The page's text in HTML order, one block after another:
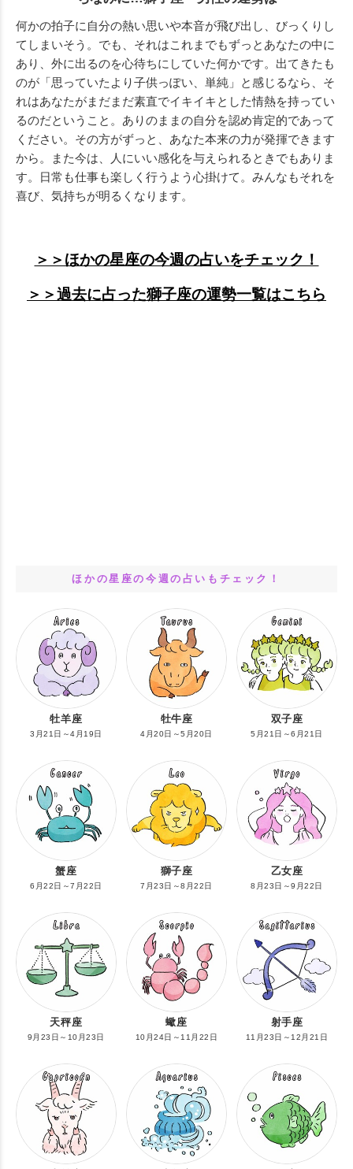
何かの拍子に自分の熱い思いや本音が飛び出し、びっくりし
てしまいそう。でも、それはこれまでもずっとあなたの中に
あり、外に出るのを心待ちにしていた何かです。出てきたも
のが「思っていたより子供っぽい、単純」と感じるなら、そ
れはあなたがまだまだ素直でイキイキとした情熱を持ってい
るのだということ。ありのままの自分を認め肯定的であって
ください。その方がずっと、あなた本来の力が発揮できます
から。また今は、人にいい感化を与えられるときでもありま
す。日常も仕事も楽しく行うよう心掛けて。みんなもそれを
喜び、気持ちが明るくなります。
＞＞ほかの星座の今週の占いをチェック！
＞＞過去に占った獅子座の運勢一覧はこちら
ほかの星座の今週の占いもチェック！
牡羊座
3月21日～4月19日
牡牛座
4月20日～5月20日
双子座
5月21日～6月21日
蟹座
6月22日～7月22日
獅子座
7月23日～8月22日
乙女座
8月23日～9月22日
天秤座
9月23日～10月23日
蠍座
10月24日～11月22日
射手座
11月23日～12月21日